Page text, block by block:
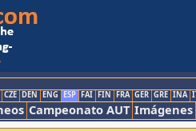
CZE DEN ENG ESP FAI FIN FRA GER GRE INA
Campeonato AUT Imágenes